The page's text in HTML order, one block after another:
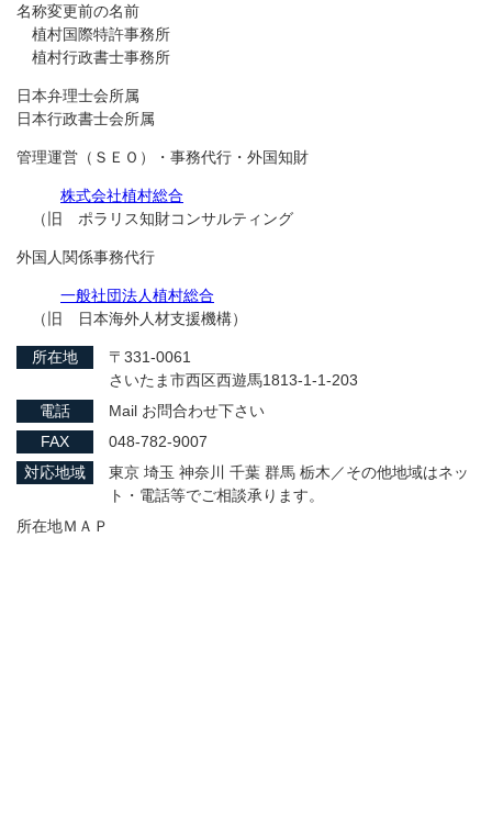
名称変更前の名前
植村国際特許事務所
植村行政書士事務所
日本弁理士会所属
日本行政書士会所属
管理運営（ＳＥＯ）・事務代行・外国知財
株式会社植村総合
（旧 ポラリス知財コンサルティング
外国人関係事務代行
一般社団法人植村総合
（旧 日本海外人材支援機構）
所在地
〒331-0061
さいたま市西区西遊馬1813-1-1-203
電話
Mail お問合わせ下さい
FAX
048-782-9007
対応地域
東京 埼玉 神奈川 千葉 群馬 栃木／その他地域はネッ
ト・電話等でご相談承ります。
所在地ＭＡＰ